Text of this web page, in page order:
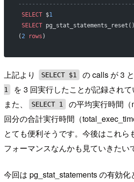
SELECT $1
SELECT
( 2 rows )
上記より SELECT $1 の calls が 3
1
を 3 回実行したことが記録されて
また、
SELECT 1
の平均実行時間
回分の合計実行時間（
とても便利そうです。今後はこれら
フォーマンスなんかも見ていきたい
今回は pg_stat_statements の有効